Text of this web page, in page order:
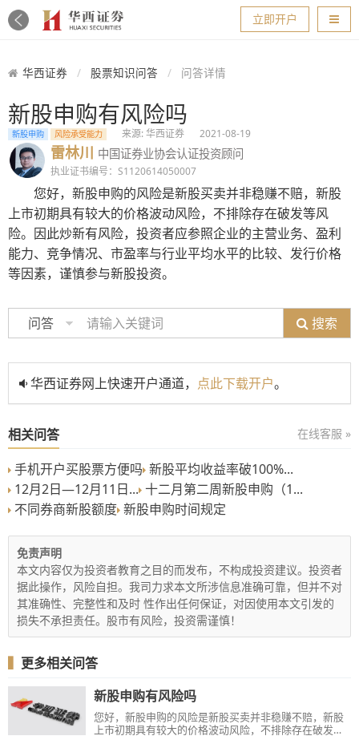
导航
立即开户
华西证券 股票知识问答 问答详情
新股申购有风险吗
新股申购 风险承受能力 来源: 华西证券 2021-08-19
雷林川 中国证券业协会认证投资顾问
执业证书编号：S1120614050007
您好，新股申购的风险是新股买卖并非稳赚不赔，新股
上市初期具有较大的价格波动风险，不排除存在破发等风
险。因此炒新有风险，投资者应参照企业的主营业务、盈利
能力、竞争情况、市盈率与行业平均水平的比较、发行价格
等因素，谨慎参与新股投资。
问答 搜索
华西证券网上快速开户通道， 点此下载开户。
相关问答 在线客服 »
手机开户买股票方便吗 新股平均收益率破100%...
12月2日—12月11日... 十二月第二周新股申购（1...
不同券商新股额度 新股申购时间规定
免责声明
本文内容仅为投资者教育之目的而发布，不构成投资建议。投资者
据此操作，风险自担。我司力求本文所涉信息准确可靠，但并不对
其准确性、完整性和及时 性作出任何保证，对因使用本文引发的
损失不承担责任。股市有风险，投资需谨慎！
▍ 更多相关问答
新股申购有风险吗
您好，新股申购的风险是新股买卖并非稳赚不赔，新股
上市初期具有较大的价格波动风险，不排除存在破发等